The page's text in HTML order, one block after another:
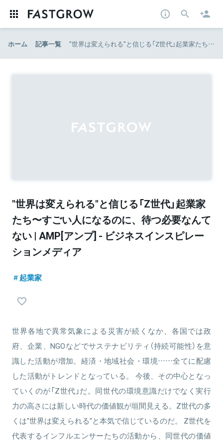
ホーム 記事一覧 "世界は変えられる"と信じる「Z世代」起業家たち〜すごい人になるのに、待つ必要なんてない | AMP[アンプ] - ビジネスインスピレーションメディア
"世界は変えられる"と信じる「Z世代」起業家
たち〜すごい人になるのに、待つ必要なんて
ない | AMP[アンプ] - ビジネスインスピレー
ションメディア
起業家
世界各地で異常気象による災害が続くなか、各国では政
府、企業、NGOなどでサステナビリティ（持続可能性）を意
識した活動が増加。経済・地域社会・環境……全てに配慮
した活動がトレンドとなっている。 今後、その中心となっ
ていくのが「Z世代」だ。同世代の環境意識だけでなく実行
力の高さには新しい時代の価値観が垣間見える。Z世代の多
くは"世界は変えられる"と本気で信じているのだ。 Z世代を
代表するインフルエンサーたちの活動から、同世代の価値